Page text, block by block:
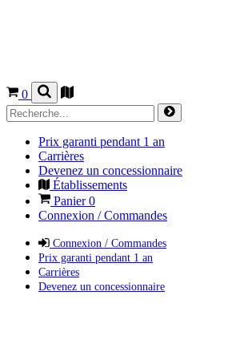
0
Prix garanti pendant 1 an
Carrières
Devenez un concessionnaire
Établissements
Panier0
Connexion / Commandes
Connexion / Commandes
Prix garanti pendant 1 an
Carrières
Devenez un concessionnaire